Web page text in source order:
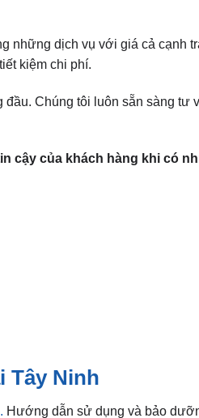
những dịch vụ với giá cả cạnh
kiệm chi phí.
Chúng tôi luôn sẵn sàng tư
cậy của khách hàng khi có
Tây Ninh
Hướng dẫn sử dụng và bảo